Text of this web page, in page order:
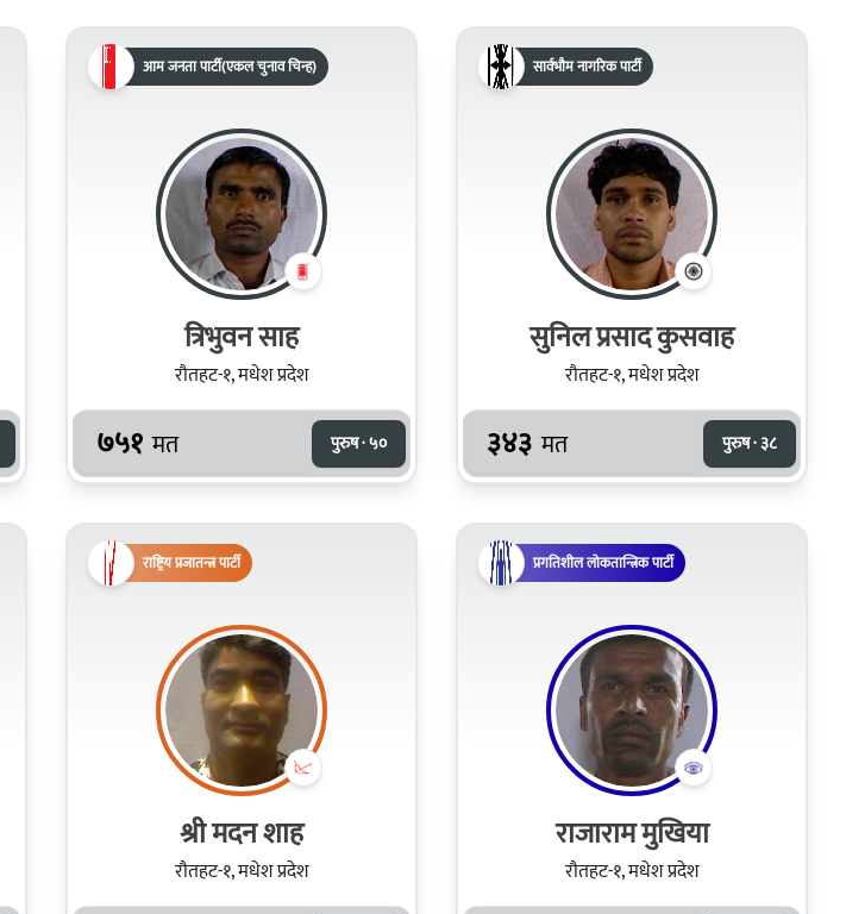
आम जनता पार्टी(एकल चुनाव चिन्ह)
त्रिभुवन साह
रौतहट-१, मधेश प्रदेश
७५१ मत पुरुष · ५०
सार्वभौम नागरिक पार्टी
सुनिल प्रसाद कुसवाह
रौतहट-१, मधेश प्रदेश
३४३ मत पुरुष · ३८
राष्ट्रिय प्रजातन्त्र पार्टी
श्री मदन शाह
रौतहट-१, मधेश प्रदेश
प्रगतिशील लोकतान्त्रिक पार्टी
राजाराम मुखिया
रौतहट-१, मधेश प्रदेश